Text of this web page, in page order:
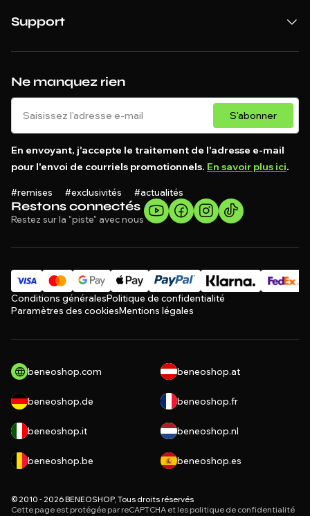
Restons connectés
Restez sur la "piste" avec nous
Ne manquez rien
S'abonner
En envoyant, j'accepte le traitement de l'adresse e-mail
pour l'envoi de courriels promotionnels. En savoir plus ici.
#remises #exclusivités #actualités
Support
Conditions généralesPolitique de confidentialité
Paramètres des cookiesMentions légales
beneoshop.com beneoshop.at
beneoshop.de beneoshop.fr
beneoshop.it beneoshop.nl
beneoshop.be beneoshop.es
© 2010 - 2026 BENEOSHOP, Tous droits réservés
Cette page est protégée par reCAPTCHA et les politique de confidentialité